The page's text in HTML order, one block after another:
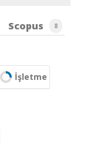
Scopus 8
İşletme